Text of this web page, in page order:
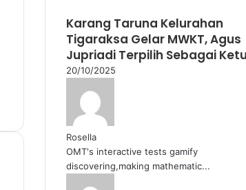
Karang Taruna Kelurahan
Tigaraksa Gelar MWKT, Agus
Jupriadi Terpilih Sebagai
20/10/2025
Rosella
OMT's interactive tests gamify
discovering,mɑking mathematic...